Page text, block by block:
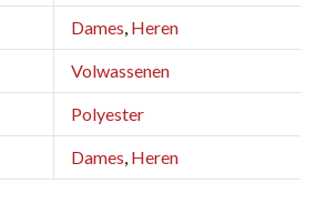
Dames, Heren
Volwassenen
Polyester
Dames, Heren